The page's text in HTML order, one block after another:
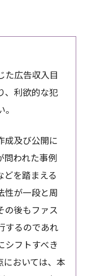
た広告収入目
、利欲的な犯
成及び公開に
問われた事例
どを踏まえる
性が一段と周
の後もファス
するのであれ
シフトすべき
においては、本